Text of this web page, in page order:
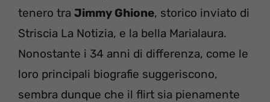
tenero tra Jimmy Ghione, storico inviato di
Striscia La Notizia, e la bella Marialaura.
Nonostante i 34 anni di differenza, come le
loro principali biografie suggeriscono,
sembra dunque che il flirt sia pienamente